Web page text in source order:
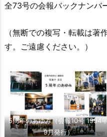
全73号の会報バックナンバ
（無断での複写・転載は著
す。ご遠慮ください。）
5周年のあゆみ（会報10号 1994
9月発行）